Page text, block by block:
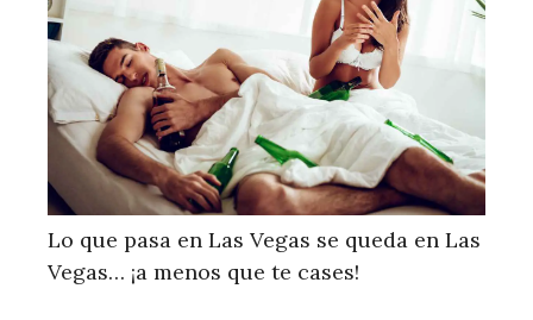
Lo que pasa en Las Vegas se queda en Las
Vegas… ¡a menos que te cases!